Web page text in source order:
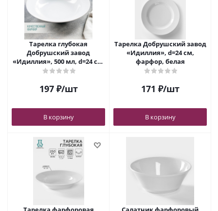
Тарелка глубокая
Добрушский завод
«Идиллия», 500 мл, d=24 см,
фарфор, белая
197₽/шт
В корзину
Тарелка Добрушский завод
«Идиллия», d=24 см,
фарфор, белая
171 ₽/шт
В корзину